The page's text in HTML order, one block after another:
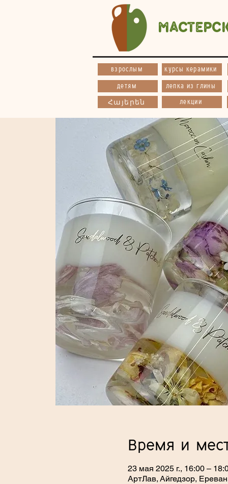
взрослым курсы керамики
детям лепка из глины
Հայերեն лекции
Время и
23 мая 2025 г., 16:00 –
АртЛав, Айгедзор,